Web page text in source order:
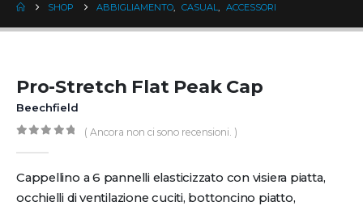
SHOP
ABBIGLIAMENTO CASUAL ACCESSORI
Pro-Stretch Flat Peak Cap
Beechfield
( Ancora non ci sono recensioni. )
Cappellino a 6 pannelli elasticizzato con visiera piatta,
occhielli di ventilazione cuciti, bottoncino piatto,